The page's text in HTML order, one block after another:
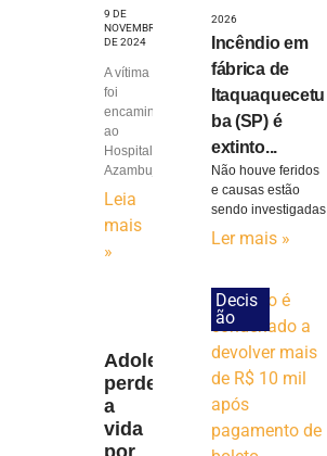
9 DE
NOVEMBRO
DE 2024
A vítima
foi
encaminhada
ao
Hospital
Azambuja
Leia
mais
»
Adolescente
perde
a
vida
2026
Incêndio em
fábrica de
Itaquaquecetu
ba (SP) é
extinto...
Não houve feridos
e causas estão
sendo investigadas
Ler mais »
Decis
ão